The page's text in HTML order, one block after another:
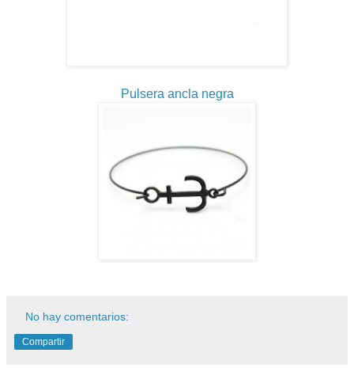
Pulsera ancla negra
No hay comentarios:
Compartir